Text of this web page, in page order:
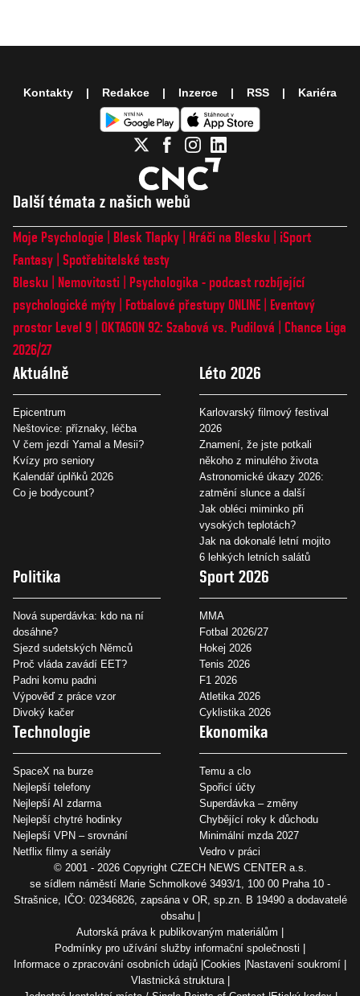
Další témata z našich webů
Moje Psychologie Blesk Tlapky Hráči na Blesku
iSport
Fantasy Spotřebitelské testy
Blesku
Nemovitosti
Psychologika - podcast rozbíjející
psychologické mýty
Fotbalové přestupy ONLINE
Eventový
prostor Level 9 OKTAGON 92: Szabová vs. Pudilová
Chance Liga
2026/27
Aktuálně
Epicentrum
Neštovice: příznaky, léčba
V čem jezdí Yamal a Mesii?
Kvízy pro seniory
Kalendář úplňků 2026
Co je bodycount?
Léto 2026
Karlovarský filmový festival
2026
Znamení, že jste potkali
někoho z minulého života
Astronomické úkazy 2026:
zatmění slunce a další
Jak obléci miminko při
vysokých teplotách?
Jak na dokonalé letní mojito
6 lehkých letních salátů
Politika
Nová superdávka: kdo na ní
dosáhne?
Sjezd sudetských Němců
Proč vláda zavádí EET?
Padni komu padni
Výpověď z práce vzor
Divoký kačer
Sport 2026
MMA
Fotbal 2026/27
Hokej 2026
Tenis 2026
F1 2026
Atletika 2026
Cyklistika 2026
Technologie
SpaceX na burze
Nejlepší telefony
Nejlepší AI zdarma
Nejlepší chytré hodinky
Nejlepší VPN – srovnání
Netflix filmy a seriály
Ekonomika
Temu a clo
Spořicí účty
Superdávka – změny
Chybějící roky k důchodu
Minimální mzda 2027
Vedro v práci
Kontakty Redakce Inzerce RSS Kariéra
© 2001 - 2026 Copyright CZECH NEWS CENTER a.s.
se sídlem náměstí Marie Schmolkové 3493/1, 100 00 Praha 10 -
Strašnice, IČO: 02346826, zapsána v OR, sp.zn. B 19490 a dodavatelé
obsahu
Autorská práva k publikovaným materiálům
Podmínky pro užívání služby informační společnosti
Informace o zpracování osobních údajů Cookies
Nastavení soukromí
Vlastnická struktura